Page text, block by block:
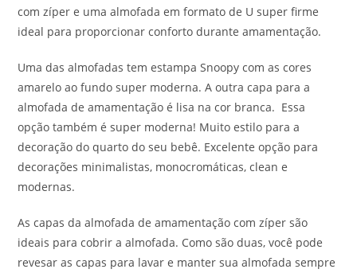
com zíper e uma almofada em formato de U super firme
ideal para proporcionar conforto durante amamentação.
Uma das almofadas tem estampa Snoopy com as cores
amarelo ao fundo super moderna. A outra capa para a
almofada de amamentação é lisa na cor branca. Essa
opção também é super moderna! Muito estilo para a
decoração do quarto do seu bebê. Excelente opção para
decorações minimalistas, monocromáticas, clean e
modernas.
As capas da almofada de amamentação com zíper são
ideais para cobrir a almofada. Como são duas, você pode
revesar as capas para lavar e manter sua almofada sempre